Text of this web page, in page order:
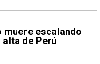
muere escalando
de Perú